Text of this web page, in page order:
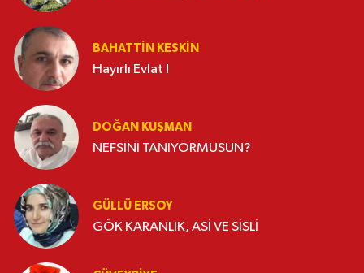
BAHATTIN KESKİN
Hayırlı Evlat !
DOĞAN KUŞMAN
NEFSİNİ TANIYORMUSUN?
GÜLLÜ ERSOY
GÖK KARANLIK, ASİ VE SİSLİ